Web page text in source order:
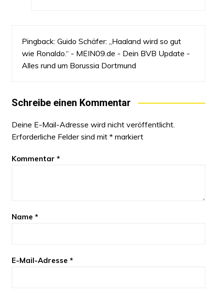
Pingback: Guido Schäfer: „Haaland wird so gut
wie Ronaldo.“ - MEIN09.de - Dein BVB Update -
Alles rund um Borussia Dortmund
Schreibe einen Kommentar
Deine E-Mail-Adresse wird nicht veröffentlicht.
Erforderliche Felder sind mit *markiert
Kommentar *
Name *
E-Mail-Adresse *